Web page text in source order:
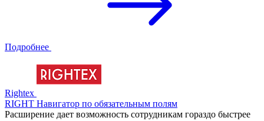
Подробнее
Rightex
RIGHT Навигатор по обязательным полям
Расширение дает возможность сотрудникам гораздо быстрее